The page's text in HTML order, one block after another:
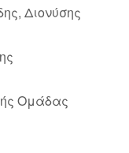
Διονύσης
Ομάδας